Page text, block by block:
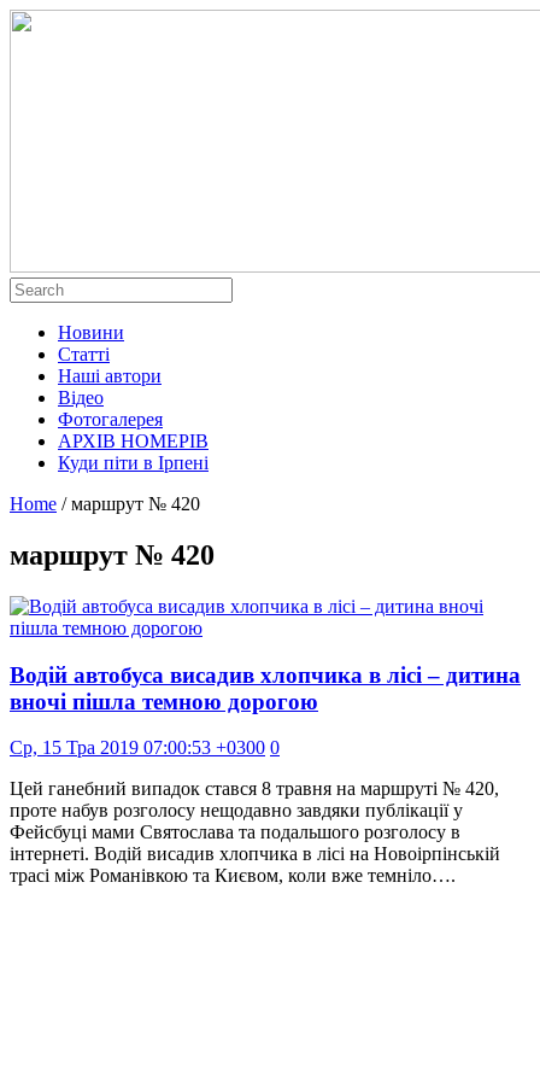
Новини
Статті
Наші автори
Відео
Фотогалерея
АРХІВ НОМЕРІВ
Куди піти в Ірпені
Home / маршрут № 420
маршрут № 420
Водій автобуса висадив хлопчика в лісі – дитина
вночі пішла темною дорогою
Ср, 15 Тра 2019 07:00:53 +0300 0
Цей ганебний випадок стався 8 травня на маршруті № 420,
проте набув розголосу нещодавно завдяки публікації у
Фейсбуці мами Святослава та подальшого розголосу в
інтернеті. Водій висадив хлопчика в лісі на Новоірпінській
трасі між Романівкою та Києвом, коли вже темніло….